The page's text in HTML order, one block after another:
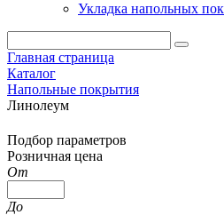
Укладка напольных
Главная страница
Каталог
Напольные покрытия
Линолеум
Подбор параметров
Розничная цена
От
До